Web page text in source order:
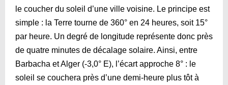
le coucher du soleil d’une ville voisine. Le principe est
simple : la Terre tourne de 360° en 24 heures, soit 15°
par heure. Un degré de longitude représente donc près
de quatre minutes de décalage solaire. Ainsi, entre
Barbacha et Alger (-3,0° E), l’écart approche 8° : le
soleil se couchera près d’une demi-heure plus tôt à